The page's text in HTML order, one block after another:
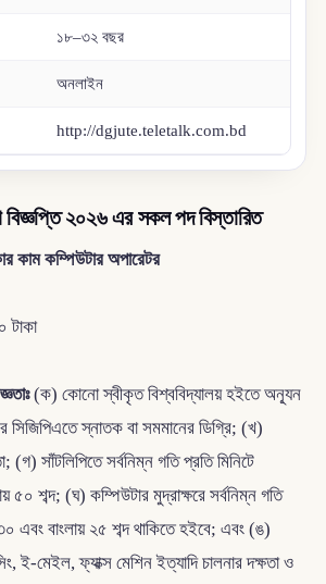
১৮–৩২ বছর
অনলাইন
http://dgjute.teletalk.com.bd
২০২৬ এর সকল পদ বিস্তারিত
কাম কম্পিউটার অপারেটর
টাকা
(ক) কোনো স্বীকৃত বিশ্ববিদ্যালয় হইতে অন্যূন
সিজিপিএতে স্নাতক বা সমমানের ডিগ্রি; (খ)
(গ) সাঁটলিপিতে সর্বনিম্ন গতি প্রতি মিনিটে
৫০ শব্দ; (ঘ) কম্পিউটার মুদ্রাক্ষরে সর্বনিম্ন গতি
এবং বাংলায় ২৫ শব্দ থাকিতে হইবে; এবং (ঙ)
ই-মেইল, ফ্যাক্স মেশিন ইত্যাদি চালনার দক্ষতা ও